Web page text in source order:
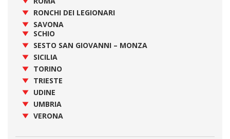
RONCHI DEI LEGIONARI
SAVONA
SCHIO
SESTO SAN GIOVANNI – MONZA
SICILIA
TORINO
TRIESTE
UDINE
UMBRIA
VERONA